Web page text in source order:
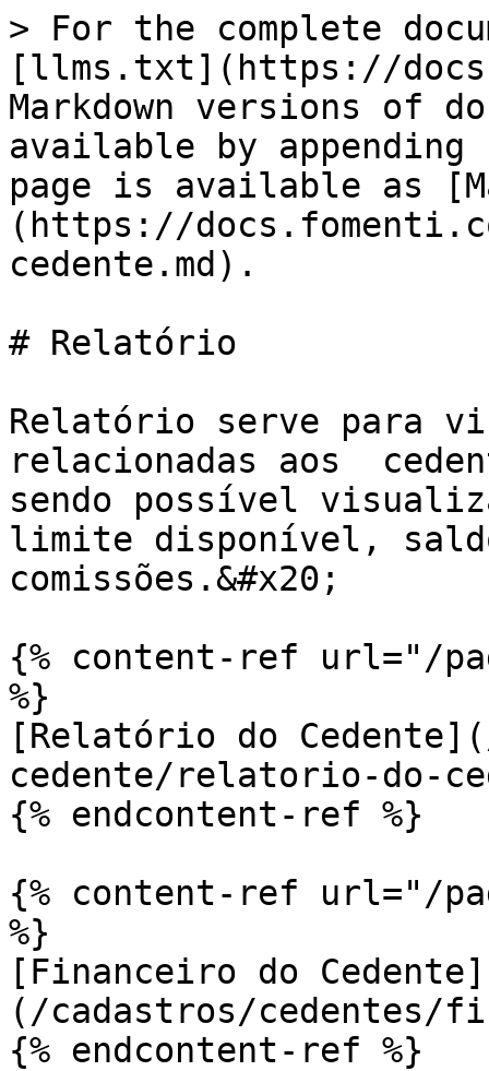
> For the complete
[llms.txt](https://
Markdown versions of
available by
page is available as
(https://
cedente.md).
# Relatório
Relatório serve para
relacionadas aos
sendo possível
limite disponível,
comissões.&#x20;
{% content-ref url="/
%}
[Relatório do
cedente/relatorio-do-
{% endcontent-ref %}
{% content-ref url="/
%}
[Financeiro do Cedente]
(/cadastros/cedentes/
{% endcontent-ref %}